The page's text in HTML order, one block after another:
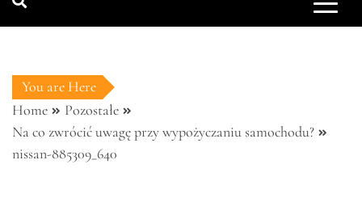
You are Here
Home
Pozostałe
Na co zwrócić uwagę przy wypożyczaniu samochodu?
nissan-885309_640